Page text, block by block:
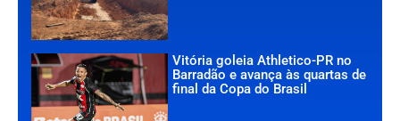
Vitória goleia Athletico-PR no
Barradão e avança às quartas de
final da Copa do Brasil